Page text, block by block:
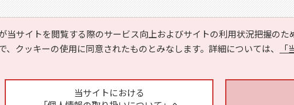
当サイトを閲覧する際のサービス向上およびサイトの利用状況把握の
、クッキーの使用に同意されたものとみなします。詳細については、
当サイトにおける
Copyright © HYOJITO.Co.,Ltd. All Rights Reserved.